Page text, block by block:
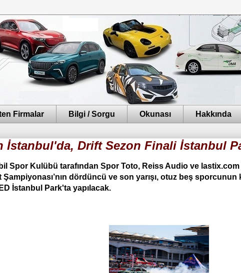
Firmalar Bilgi / Sorgu Okunası Hakkında
İstanbul'da, Drift Sezon Finali İstanbul
Spor Kulübü tarafından Spor Toto, Reiss Audio ve lastix.com
dördüncü ve son yarışı, otuz beş sporcunun
İstanbul Park'ta yapılacak.